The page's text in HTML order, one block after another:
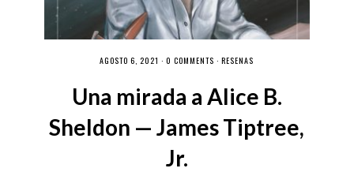
AGOSTO 6, 2021 ·0 COMMENTS ·RESEÑAS
Una mirada a Alice B.
Sheldon — James Tiptree,
Jr.